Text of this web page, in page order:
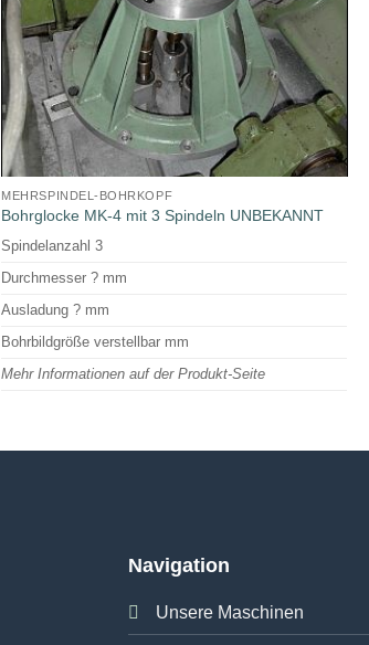
MEHRSPINDEL-BOHRKOPF
Bohrglocke MK-4 mit 3 Spindeln UNBEKANNT
Spindelanzahl 3
Durchmesser ? mm
Ausladung ? mm
Bohrbildgröße verstellbar mm
Mehr Informationen auf der Produkt-Seite
Navigation
Unsere Maschinen